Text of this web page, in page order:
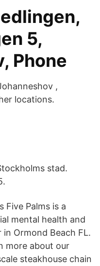
5,
Phone
​,
locations.
stad.
Five Palms is a
mental health and
Ormond Beach FL.
more about our
steakhouse chain